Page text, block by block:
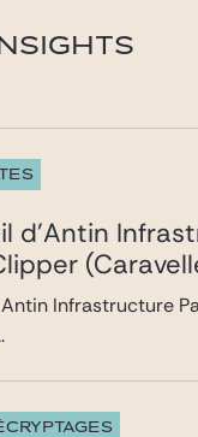
d’Antin
Infrastructure